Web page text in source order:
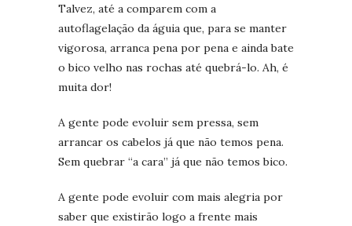
Talvez, até a comparem com a
autoflagelação da águia que, para se manter
vigorosa, arranca pena por pena e ainda bate
o bico velho nas rochas até quebrá-lo. Ah, é
muita dor!
A gente pode evoluir sem pressa, sem
arrancar os cabelos já que não temos pena.
Sem quebrar “a cara” já que não temos bico.
A gente pode evoluir com mais alegria por
saber que existirão logo a frente mais